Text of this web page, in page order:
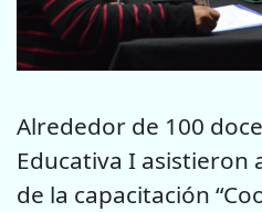
Alrededor de 100
Educativa I
de la capacitación